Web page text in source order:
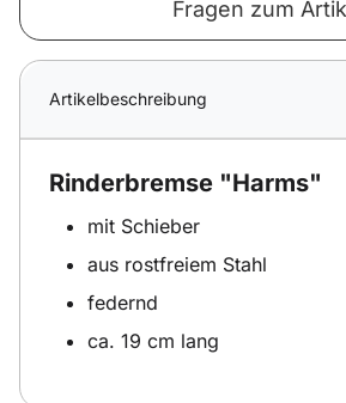
Fragen zum
Artikelbeschreibung
Rinderbremse "Harms"
mit Schieber
aus rostfreiem Stahl
federnd
ca. 19 cm lang